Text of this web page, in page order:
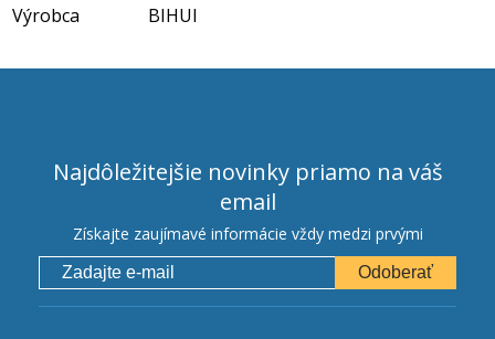
Výrobca
BIHUI
Najdôležitejšie novinky priamo na váš
email
Získajte zaujímavé informácie vždy medzi prvými
Odoberať